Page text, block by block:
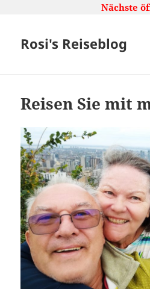
Nächste
Rosi's Reiseblog
Reisen Sie mit